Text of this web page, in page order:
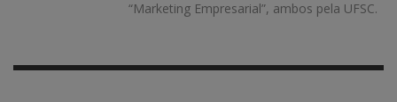
“Marketing Empresarial”, ambos pela UFSC.